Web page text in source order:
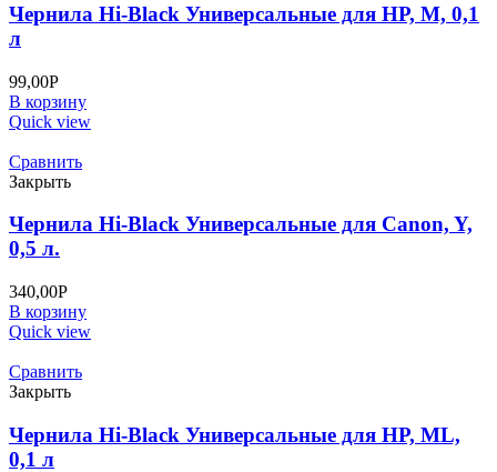
Чернила Hi-Black Универсальные для HP, M, 0,1
л
99,00Р
В корзину
Quick view
Сравнить
Закрыть
Чернила Hi-Black Универсальные для Canon, Y,
0,5 л.
340,00Р
В корзину
Quick view
Сравнить
Закрыть
Чернила Hi-Black Универсальные для HP, ML,
0,1 л